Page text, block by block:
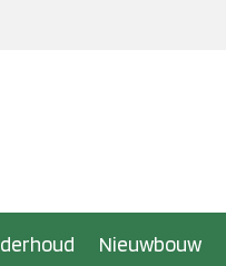
Nieuwbouw